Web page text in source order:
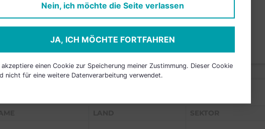
freizuschalten.
Nein, ich möchte die Seite verlassen
JA, ICH MÖCHTE FORTFAHREN
akzeptiere einen Cookie zur Speicherung meiner Zustimmung. Dieser Cookie
nicht für eine weitere Datenverarbeitung verwendet.